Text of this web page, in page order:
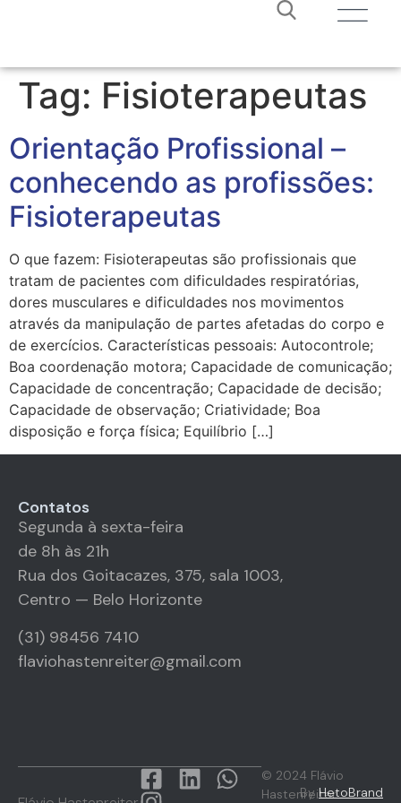
Tag: Fisioterapeutas
Orientação Profissional –
conhecendo as profissões:
Fisioterapeutas
O que fazem: Fisioterapeutas são profissionais que
tratam de pacientes com dificuldades respiratórias,
dores musculares e dificuldades nos movimentos
através da manipulação de partes afetadas do corpo e
de exercícios. Características pessoais: Autocontrole;
Boa coordenação motora; Capacidade de comunicação;
Capacidade de concentração; Capacidade de decisão;
Capacidade de observação; Criatividade; Boa
disposição e força física; Equilíbrio […]
Contatos
Segunda à sexta-feira
de 8h às 21h
Rua dos Goitacazes, 375, sala 1003,
Centro — Belo Horizonte
(31) 98456 7410
flaviohastenreiter@gmail.com
© 2024 Flávio
Hastenreiter
ByHetoBrand